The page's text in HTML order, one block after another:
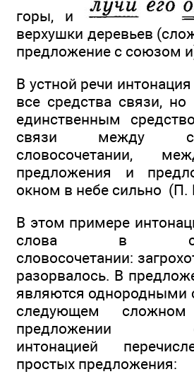
горы, и
верхушки деревьев
предложение с союзом
В устной речи
все средства связи,
единственным
связи между
словосочетании,
предложения и
окном в небе сильно (П.
В этом примере
слова в
словосочетании:
разорвалось. В
являются однородными
следующем сложном
предложении
интонацией
простых предложения: